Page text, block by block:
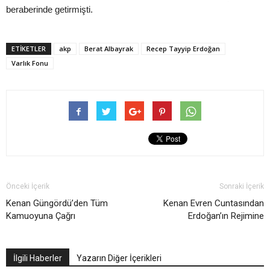
beraberinde getirmişti.
ETIKETLER akp Berat Albayrak
Recep Tayyip Erdoğan
Varlık Fonu
Önceki İçerik
Kenan Güngördü’den Tüm
Kamuoyuna Çağrı
Sonraki İçerik
Kenan Evren Cuntasından
Erdoğan’ın Rejimine
İlgili Haberler Yazarın Diğer İçerikleri